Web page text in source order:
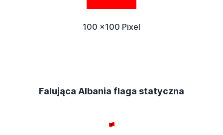
100 x100 Pixel
Falująca Albania flaga statyczna